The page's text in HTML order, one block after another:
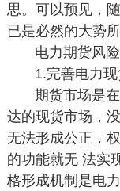
思。可以预见，
已是必然的大势所
电力期货风
1.完善电力
期货市场是
达的现货市场，
无法形成公正，
的功能就无 法实
格形成机制是电